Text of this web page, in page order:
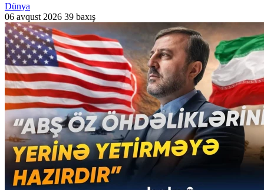
Dünya
06 avqust 2026 39 baxış